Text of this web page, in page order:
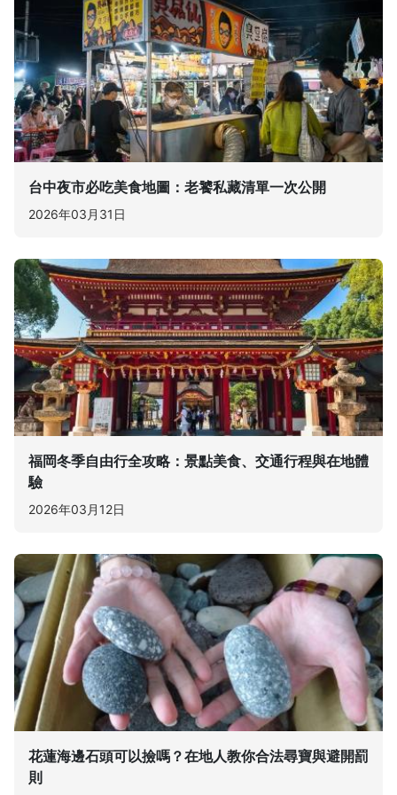
台中夜市必吃美食地圖：老饕私藏清單一次公開
2026年03月31日
福岡冬季自由行全攻略：景點美食、交通行程與在地體
驗
2026年03月12日
花蓮海邊石頭可以撿嗎？在地人教你合法尋寶與避開罰
則